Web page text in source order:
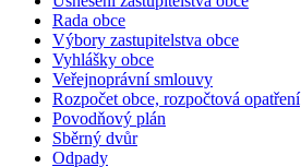
Rada obce
Výbory zastupitelstva obce
Vyhlášky obce
Veřejnoprávní smlouvy
Rozpočet obce, rozpočtová opatření
Povodňový plán
Sběrný dvůr
Odpady